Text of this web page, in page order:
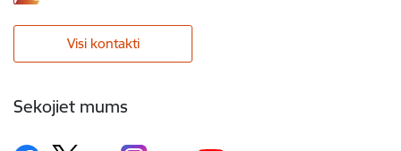
Visi kontakti
Sekojiet mums